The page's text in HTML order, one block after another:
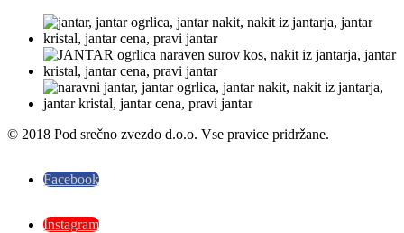
© 2018 Pod srečno zvezdo d.o.o. Vse pravice pridržane.
Facebook
Instagram